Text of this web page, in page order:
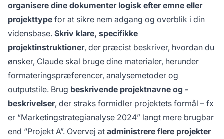
organisere dine dokumenter logisk efter emne eller
projekttype for at sikre nem adgang og overblik i din
vidensbase. Skriv klare, specifikke
projektinstruktioner, der præcist beskriver, hvordan du
ønsker, Claude skal bruge dine materialer, herunder
formateringspræferencer, analysemetoder og
outputstile. Brug beskrivende projektnavne og -
beskrivelser, der straks formidler projektets formål – fx
er “Marketingstrategianalyse 2024” langt mere brugbar
end “Projekt A”. Overvej at administrere flere projekter